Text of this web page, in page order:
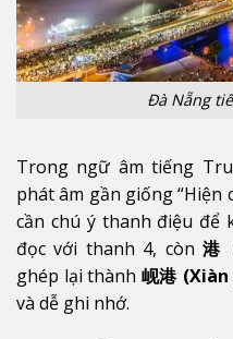
Đà Nẵng
Trong ngữ âm tiếng
phát âm gần giống “Hiện
cần chú ý thanh điệu để
đọc với thanh 4, còn港
ghép lại thành 岘港
và dễ ghi nhớ.